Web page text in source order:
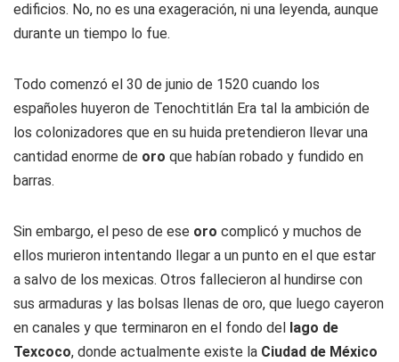
edificios. No, no es una exageración, ni una leyenda, aunque
durante un tiempo lo fue.
Todo comenzó el 30 de junio de 1520 cuando los
españoles huyeron de Tenochtitlán Era tal la ambición de
los colonizadores que en su huida pretendieron llevar una
cantidad enorme de oro que habían robado y fundido en
barras.
Sin embargo, el peso de ese oro complicó y muchos de
ellos murieron intentando llegar a un punto en el que estar
a salvo de los mexicas. Otros fallecieron al hundirse con
sus armaduras y las bolsas llenas de oro, que luego cayeron
en canales y que terminaron en el fondo del
lago de
Texcoco, donde actualmente existe la Ciudad de México